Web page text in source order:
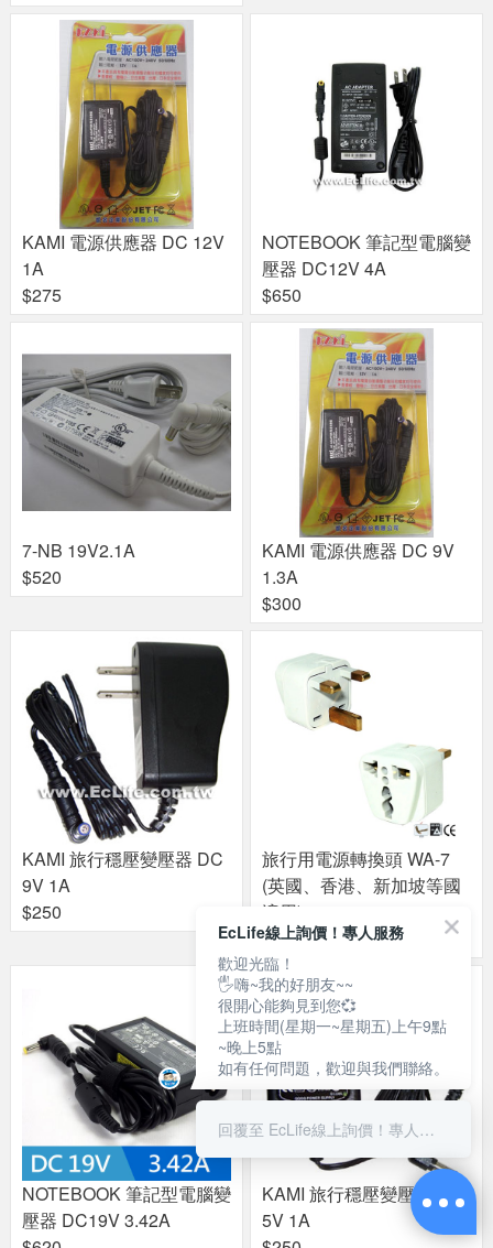
KAMI 電源供應器 DC 12V
1A
$275
NOTEBOOK 筆記型電腦變
壓器 DC12V 4A
$650
7-NB 19V2.1A
$520
KAMI 電源供應器 DC 9V
1.3A
$300
KAMI 旅行穩壓變壓器 DC
9V 1A
$250
旅行用電源轉換頭 WA-7
(英國、香港、新加坡等國
適用)
$99
NOTEBOOK 筆記型電腦變
壓器 DC19V 3.42A
KAMI 旅行穩壓變壓器 DC
5V 1A
EcLife線上詢價！專人服務
歡迎光臨！
🖐嗨~我的好朋友~~
很開心能夠見到您💞
上班時間(星期一~星期五)上午9點
~晚上5點
如有任何問題，歡迎與我們聯絡。
回覆至 EcLife線上詢價！專人服務